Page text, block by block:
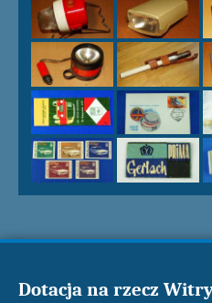
Dotacja na rzecz